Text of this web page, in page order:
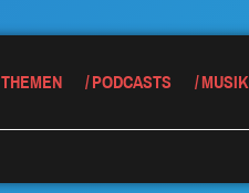
THEMEN PODCASTS MUSIK